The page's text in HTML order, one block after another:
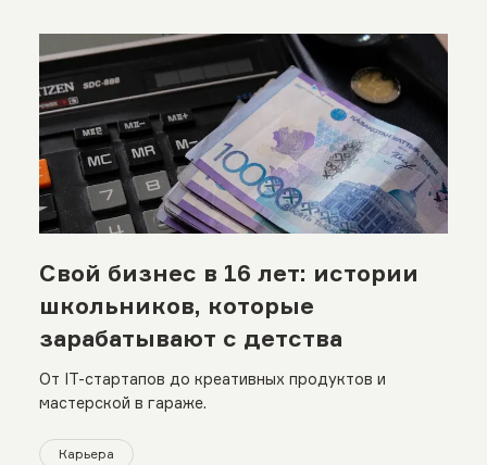
Свой бизнес в 16 лет: истории
школьников, которые
зарабатывают с детства
От IT-стартапов до креативных продуктов и
мастерской в гараже.
Карьера